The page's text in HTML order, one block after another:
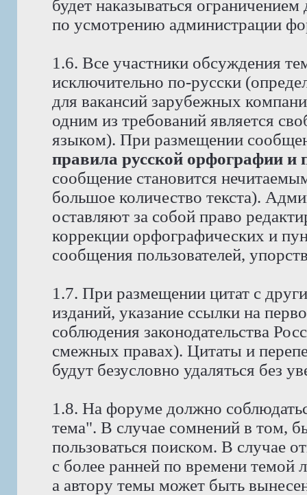
будет наказываться
по усмотрению администрации
1.6. Все участники обсуждения
исключительно по-русски
для вакансий зарубежных
одним из требований является
языком). При размещении
правила русской орфографии и
сообщение становится
большое количество текста).
оставляют за собой право
коррекции орфографических и
сообщения пользователей,
1.7. При размещении цитат с
изданий, указание ссылки на
соблюдения законодательства
смежных правах). Цитаты и
будут безусловно удаляться без
1.8. На форуме должно
тема". В случае сомнений в том,
пользоваться поиском. В случае
с более ранней по времени темой
а автору темы может быть